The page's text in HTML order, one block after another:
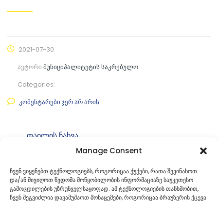
Manage Consent
ჩვენ ვიყენებთ ტექნოლოგიებს, როგორიცაა ქუქები, რათა შევინახოთ
და/ან მივიღოთ წვდომა მოწყობილობის ინფორმაციაზე საუკეთესო
გამოცდილების უზრუნველსაყოფად. ამ ტექნოლოგიების თანხმობით,
ჩვენ შეგვიძლია დავამუშაოთ მონაცემები, როგორიცაა ბრაუზერის ქცევა
2021-07-30
ავტორი მუნიციპალიტეტის საკრებულო
Categories:
კომენტარები ჯერ არ არის
ფაილის ნახვა
კატეგორიასაკრებულოს დადგენილებები
ID:13